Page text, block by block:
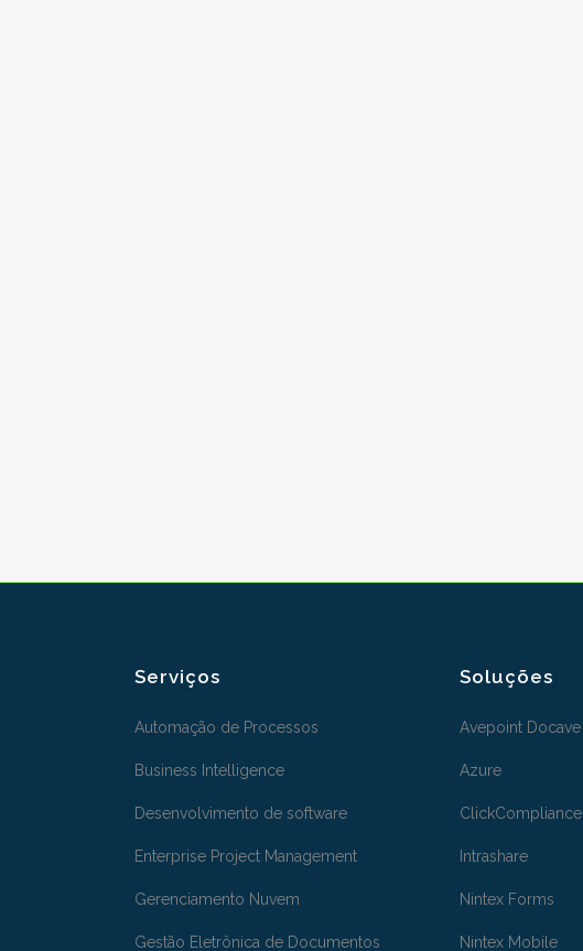
Serviços
Automação de Processos
Business Intelligence
Desenvolvimento de software
Enterprise Project Management
Gerenciamento Nuvem
Gestão Eletrônica de Documentos
Soluções
Avepoint Docave
Azure
ClickCompliance
Intrashare
Nintex Forms
Nintex Mobile